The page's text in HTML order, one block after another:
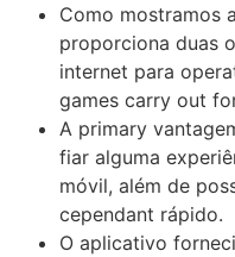
Como mostramos
proporciona duas
internet para
games carry out
A primary
fiar alguma
móvil, além de
cependant rápido.
O aplicativo